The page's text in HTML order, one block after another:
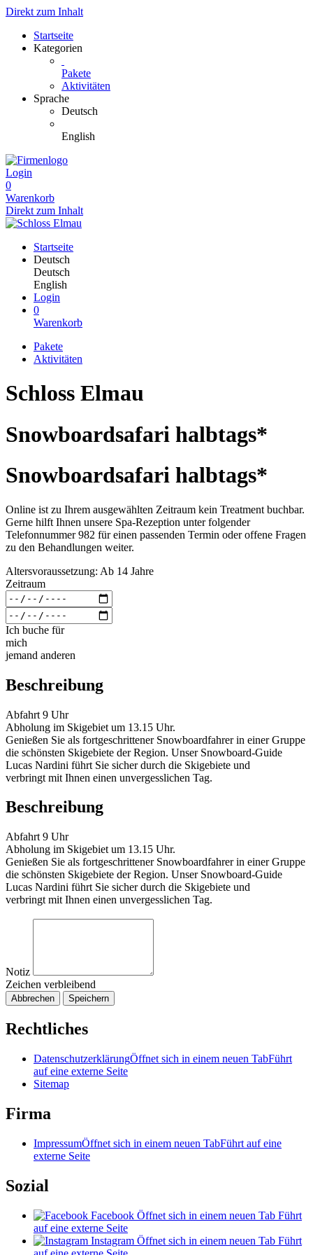
Direkt zum Inhalt
Startseite
Kategorien
Pakete
Aktivitäten
Sprache
Deutsch
English
Login
0
Warenkorb
Direkt zum Inhalt
Startseite
Deutsch
Deutsch
English
Login
0
Warenkorb
Pakete
Aktivitäten
Schloss Elmau
Snowboardsafari halbtags*
Snowboardsafari halbtags*
Online ist zu Ihrem ausgewählten Zeitraum kein Treatment buchbar.
Gerne hilft Ihnen unsere Spa-Rezeption unter folgender
Telefonnummer 982 für einen passenden Termin oder offene Fragen
zu den Behandlungen weiter.
Altersvoraussetzung: Ab 14 Jahre
Zeitraum
Ich buche für
mich
jemand anderen
Beschreibung
Abfahrt 9 Uhr
Abholung im Skigebiet um 13.15 Uhr.
Genießen Sie als fortgeschrittener Snowboardfahrer in einer Gruppe
die schönsten Skigebiete der Region. Unser Snowboard-Guide
Lucas Nardini führt Sie sicher durch die Skigebiete und
verbringt mit Ihnen einen unvergesslichen Tag.
Beschreibung
Abfahrt 9 Uhr
Abholung im Skigebiet um 13.15 Uhr.
Genießen Sie als fortgeschrittener Snowboardfahrer in einer Gruppe
die schönsten Skigebiete der Region. Unser Snowboard-Guide
Lucas Nardini führt Sie sicher durch die Skigebiete und
verbringt mit Ihnen einen unvergesslichen Tag.
Notiz
Zeichen verbleibend
Abbrechen Speichern
Rechtliches
DatenschutzerklärungÖffnet sich in einem neuen TabFührt
auf eine externe Seite
Sitemap
Firma
ImpressumÖffnet sich in einem neuen TabFührt auf eine
externe Seite
Sozial
Facebook Öffnet sich in einem neuen Tab Führt
auf eine externe Seite
Instagram Öffnet sich in einem neuen Tab Führt